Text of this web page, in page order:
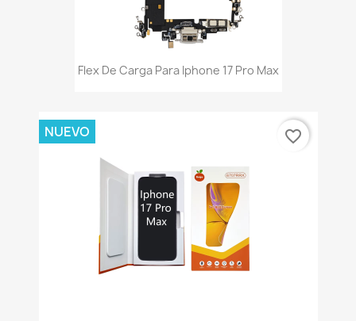
Flex De Carga Para Iphone 17 Pro Max
NUEVO favorite_border